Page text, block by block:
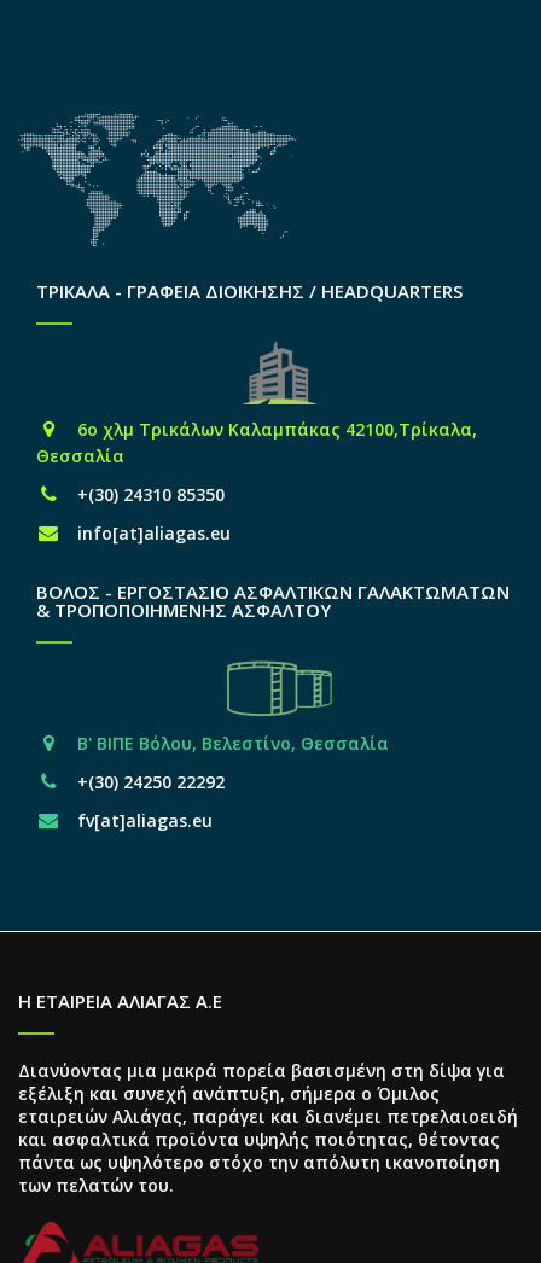
ΤΡΙΚΑΛΑ - ΓΡΑΦΕΙΑ ΔΙΟΙΚΗΣΗΣ / HEADQUARTERS
6o χλμ Τρικάλων Καλαμπάκας 42100,Τρίκαλα,
Θεσσαλία
+(30) 24310 85350
info[at]aliagas.eu
ΒΟΛΟΣ - ΕΡΓΟΣΤΑΣΙΟ ΑΣΦΑΛΤΙΚΩΝ ΓΑΛΑΚΤΩΜΑΤΩΝ
& ΤΡΟΠΟΠΟΙΗΜΕΝΗΣ ΑΣΦΑΛΤΟΥ
Β' ΒΙΠΕ Βόλου, Βελεστίνο, Θεσσαλία
+(30) 24250 22292
fv[at]aliagas.eu
Η ΕΤΑΙΡΕΙΑ ΑΛΙΑΓΑΣ Α.Ε
Διανύοντας μια μακρά πορεία βασισμένη στη δίψα για
εξέλιξη και συνεχή ανάπτυξη, σήμερα ο Όμιλος
εταιρειών Αλιάγας, παράγει και διανέμει πετρελαιοειδή
και ασφαλτικά προϊόντα υψηλής ποιότητας, θέτοντας
πάντα ως υψηλότερο στόχο την απόλυτη ικανοποίηση
των πελατών του.